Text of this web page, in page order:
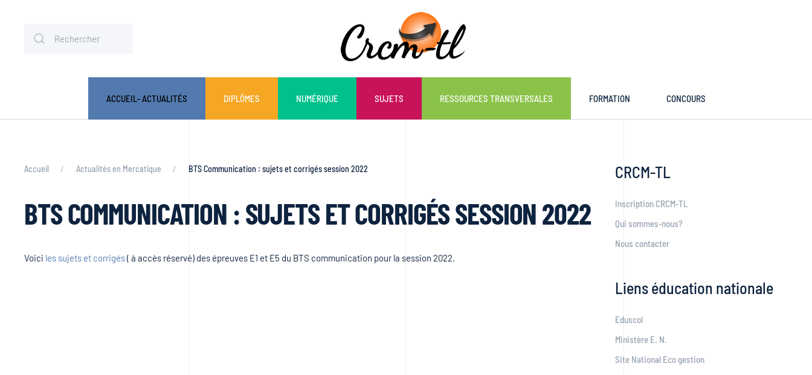
ACCUEIL- ACTUALITÉS DIPLÔMES NUMÉRIQUE SUJETS RESSOURCES TRANSVERSALES FORMATION CONCOURS
Accueil Actualités en Mercatique BTS Communication : sujets et corrigés session 2022
BTS COMMUNICATION : SUJETS ET CORRIGÉS SESSION 2022
Voici les sujets et corrigés( à accès réservé) des épreuves E1 et E5 du BTS communication pour la session 2022.
CRCM-TL
Inscription CRCM-TL
Qui sommes-nous?
Nous contacter
Liens éducation nationale
Eduscol
Ministère E. N.
Site National Eco gestion